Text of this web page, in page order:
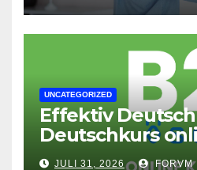
UNCATEGORIZED
Effektiv
Deutschkurs
Fortgeschrittene
JULI 31, 2026 FORVM